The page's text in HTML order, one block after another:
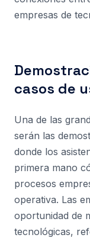
empresas de
casos de
Una de las
serán las
donde los
primera mano
procesos
operativa. Las
oportunidad de
tecnológicas,